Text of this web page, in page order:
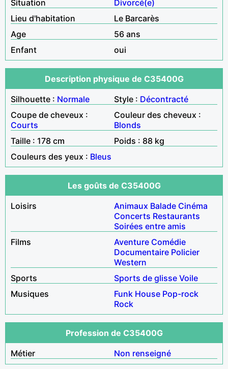
Situation
Divorcé(e)
Lieu d'habitation
Le Barcarès
Age
56 ans
Enfant
oui
Description physique de C35400G
Silhouette : Normale Style : Décontracté
Coupe de cheveux :
Courts
Couleur des cheveux :
Blonds
Taille : 178 cm
Poids : 88 kg
Couleurs des yeux : Bleus
Les goûts de C35400G
Loisirs
Animaux Balade Cinéma
Concerts Restaurants
Soirées entre amis
Films
Aventure Comédie
Documentaire Policier
Western
Sports
Sports de glisse Voile
Musiques
Funk House Pop-rock
Rock
Profession de C35400G
Métier
Non renseigné